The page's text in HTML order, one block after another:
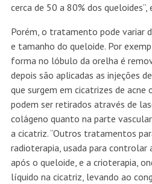
cerca de 50 a 80% dos queloides”,
Porém, o tratamento pode variar
e tamanho do queloide. Por
forma no lóbulo da orelha é
depois são aplicadas as injeções
que surgem em cicatrizes de acne
podem ser retirados através de
colágeno quanto na parte
a cicatriz. “Outros tratamentos
radioterapia, usada para
após o queloide, e a crioterapia,
líquido na cicatriz, levando ao